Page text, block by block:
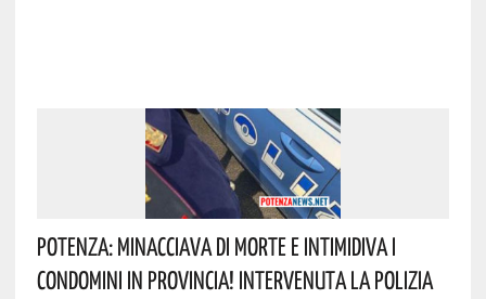
Potenza: Minacciava Di Morte E Intimidiva I
Condomini In Provincia! Intervenuta La Polizia